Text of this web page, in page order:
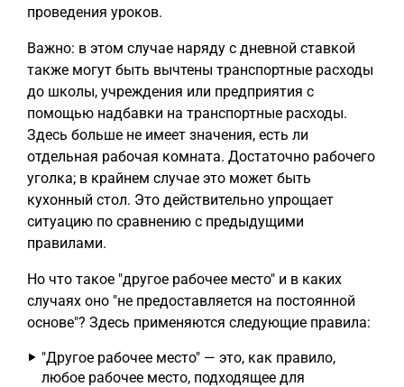
проведения уроков.
Важно: в этом случае наряду с дневной ставкой
также могут быть вычтены транспортные расходы
до школы, учреждения или предприятия с
помощью надбавки на транспортные расходы.
Здесь больше не имеет значения, есть ли
отдельная рабочая комната. Достаточно рабочего
уголка; в крайнем случае это может быть
кухонный стол. Это действительно упрощает
ситуацию по сравнению с предыдущими
правилами.
Но что такое "другое рабочее место" и в каких
случаях оно "не предоставляется на постоянной
основе"? Здесь применяются следующие правила:
"Другое рабочее место" — это, как правило,
любое рабочее место, подходящее для